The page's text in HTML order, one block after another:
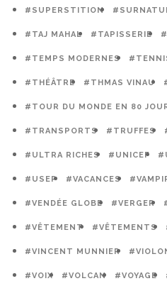
#SUPERSTITION
#TAJ MAHAL #TAPISSERIE
#TEMPS MODERNES
#THÉÂTRE #THMAS VINAU
#TOUR DU MONDE EN 80
#TRANSPORTS #TRUFFES
#ULTRA RICHES #UNICEF
#USEP #VACANCES
#VENDÉE GLOBE #VERGER
#VÊTEMENT #VÊTEMENTS
#VINCENT MUNNIER
#VOIX #VOLCAN #VOYAGE